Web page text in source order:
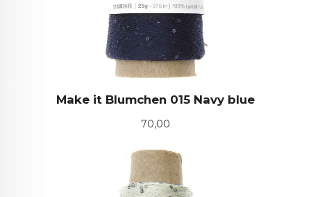
Make it Blumchen 015 Navy blue
Pris
70,00